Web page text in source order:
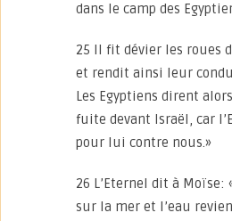
dans le camp des
25 Il fit dévier les roues
et rendit ainsi leur
Les Egyptiens dirent
fuite devant Israël, car
pour lui contre nous.»
26 L’Eternel dit à Moïse:
sur la mer et l’eau